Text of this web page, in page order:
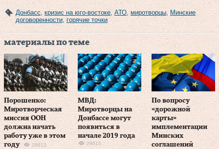
Донбасс кризис на юго-востоке АТО миротворцы
Минские
договоренности горячие точки
материалы по теме
Порошенко:
Миротворческая
миссия ООН
должна начать
работу уже в этом
году
29913
МВД:
Миротворцы на
Донбассе могут
появиться в
начале 2019 года
29815
По вопросу
«дорожной
карты»
имплементации
Минских
соглашений